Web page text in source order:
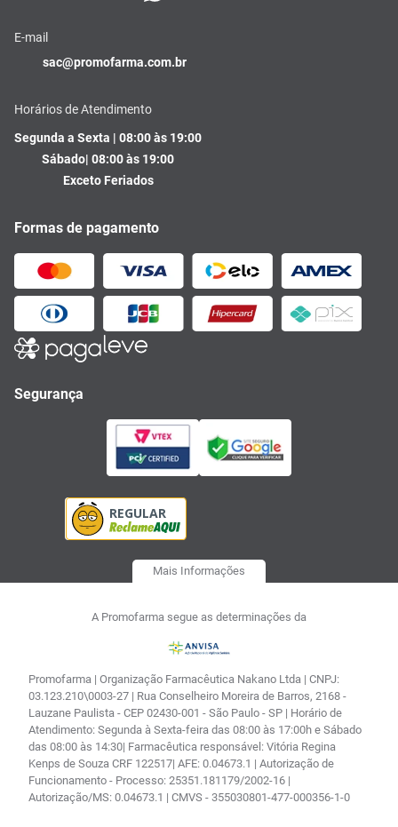
E-mail
sac@promofarma.com.br
Horários de Atendimento
Segunda a Sexta | 08:00 às 19:00
Sábado| 08:00 às 19:00
Exceto Feriados
Formas de pagamento
Segurança
Mais Informações
A Promofarma segue as determinações da
Promofarma | Organização Farmacêutica Nakano Ltda | CNPJ:
03.123.210\0003-27 | Rua Conselheiro Moreira de Barros, 2168 -
Lauzane Paulista - CEP 02430-001 - São Paulo - SP | Horário de
Atendimento: Segunda à Sexta-feira das 08:00 às 17:00h e Sábado
das 08:00 às 14:30| Farmacêutica responsável: Vitória Regina
Kenps de Souza CRF 122517| AFE: 0.04673.1 | Autorização de
Funcionamento - Processo: 25351.181179/2002-16 |
Autorização/MS: 0.04673.1 | CMVS - 355030801-477-000356-1-0